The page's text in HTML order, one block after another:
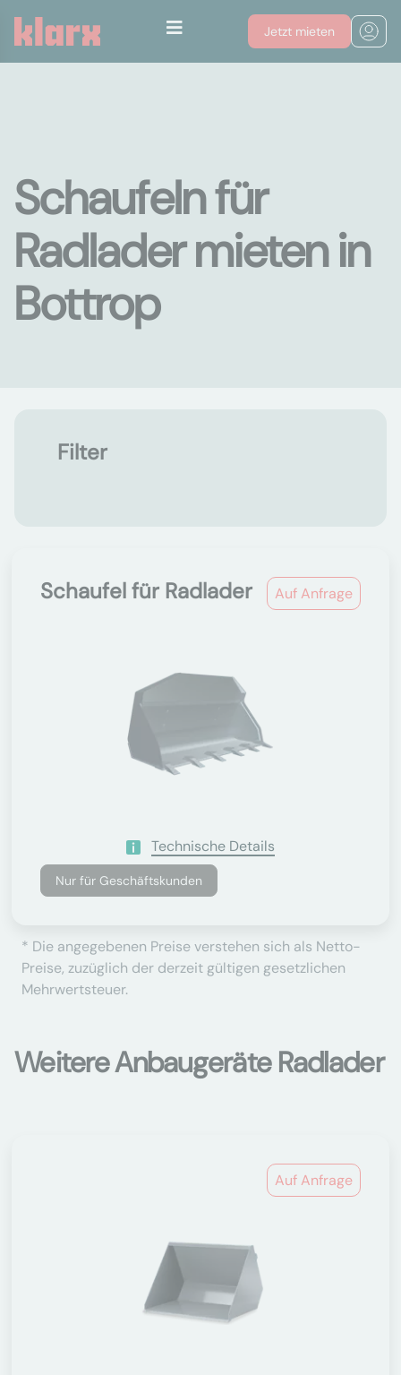
Jetzt mieten
Schaufeln für
Radlader mieten in
Bottrop
Filter
Auf Anfrage
Schaufel für Radlader
Technische Details
Nur für Geschäftskunden
* Die angegebenen Preise verstehen sich als Netto-
Preise, zuzüglich der derzeit gültigen gesetzlichen
Mehrwertsteuer.
Weitere Anbaugeräte Radlader
Auf Anfrage